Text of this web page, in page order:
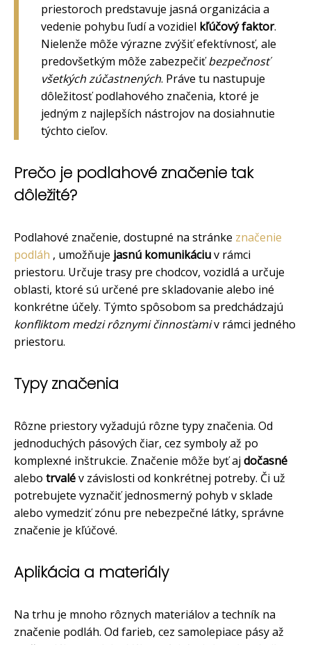
priestoroch predstavuje jasná organizácia a
vedenie pohybu ľudí a vozidiel kľúčový faktor.
Nielenže môže výrazne zvýšiť efektívnosť, ale
predovšetkým môže zabezpečiťbezpečnosť
všetkých zúčastnených. Práve tu nastupuje
dôležitosť podlahového značenia, ktoré je
jedným z najlepších nástrojov na dosiahnutie
týchto cieľov.
Prečo je podlahové značenie tak
dôležité?
Podlahové značenie, dostupné na stránke značenie
podláh , umožňuje jasnú komunikáciuv rámci
priestoru. Určuje trasy pre chodcov, vozidlá a určuje
oblasti, ktoré sú určené pre skladovanie alebo iné
konkrétne účely. Týmto spôsobom sa predchádzajú
konfliktom medzi rôznymi činnosťamiv rámci jedného
priestoru.
Typy značenia
Rôzne priestory vyžadujú rôzne typy značenia. Od
jednoduchých pásových čiar, cez symboly až po
komplexné inštrukcie. Značenie môže byť aj dočasné
alebo trvalév závislosti od konkrétnej potreby. Či už
potrebujete vyznačiť jednosmerný pohyb v sklade
alebo vymedziť zónu pre nebezpečné látky, správne
značenie je kľúčové.
Aplikácia a materiály
Na trhu je mnoho rôznych materiálov a techník na
značenie podláh. Od farieb, cez samolepiace pásy až